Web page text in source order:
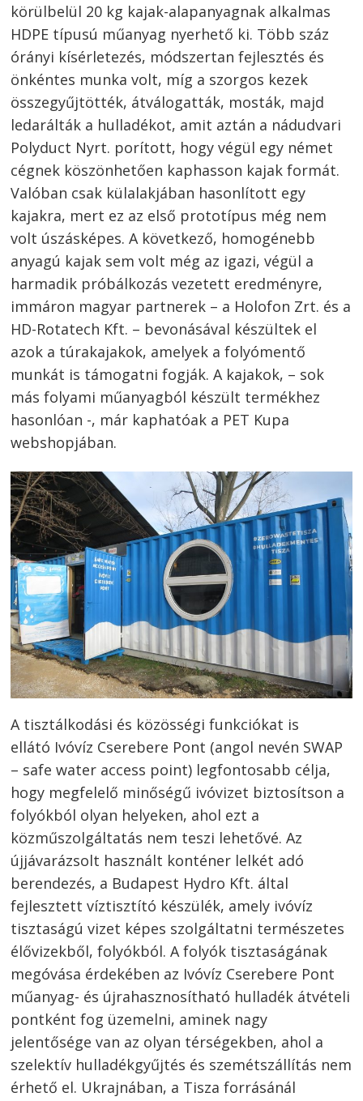
körülbelül 20 kg kajak-alapanyagnak alkalmas
HDPE típusú műanyag nyerhető ki. Több száz
órányi kísérletezés, módszertan fejlesztés és
önkéntes munka volt, míg a szorgos kezek
összegyűjtötték, átválogatták, mosták, majd
ledarálták a hulladékot, amit aztán a nádudvari
Polyduct Nyrt. porított, hogy végül egy német
cégnek köszönhetően kaphasson kajak formát.
Valóban csak külalakjában hasonlított egy
kajakra, mert ez az első prototípus még nem
volt úszásképes. A következő, homogénebb
anyagú kajak sem volt még az igazi, végül a
harmadik próbálkozás vezetett eredményre,
immáron magyar partnerek – a Holofon Zrt. és a
HD-Rotatech Kft. – bevonásával készültek el
azok a túrakajakok, amelyek a folyómentő
munkát is támogatni fogják. A kajakok, – sok
más folyami műanyagból készült termékhez
hasonlóan -, már kaphatóak a PET Kupa
webshopjában.
A tisztálkodási és közösségi funkciókat is
ellátó Ivóvíz Cserebere Pont (angol nevén SWAP
– safe water access point) legfontosabb célja,
hogy megfelelő minőségű ivóvizet biztosítson a
folyókból olyan helyeken, ahol ezt a
közműszolgáltatás nem teszi lehetővé. Az
újjávarázsolt használt konténer lelkét adó
berendezés, a Budapest Hydro Kft. által
fejlesztett víztisztító készülék, amely ivóvíz
tisztaságú vizet képes szolgáltatni természetes
élővizekből, folyókból. A folyók tisztaságának
megóvása érdekében az Ivóvíz Cserebere Pont
műanyag- és újrahasznosítható hulladék átvételi
pontként fog üzemelni, aminek nagy
jelentősége van az olyan térségekben, ahol a
szelektív hulladékgyűjtés és szemétszállítás nem
érhető el. Ukrajnában, a Tisza forrásánál